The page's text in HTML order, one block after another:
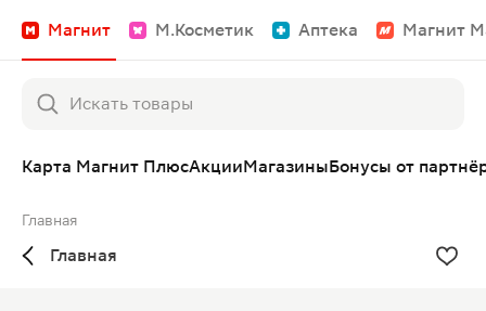
Магнит М.Косметик Аптека Магнит
Карта Магнит ПлюсАкцииМагазиныБонусы от
Главная
Главная